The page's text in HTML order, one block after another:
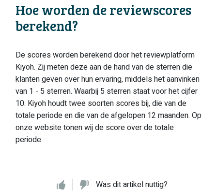
Hoe worden de reviewscores
berekend?
De scores worden berekend door het reviewplatform
Kiyoh. Zij meten deze aan de hand van de sterren die
klanten geven over hun ervaring, middels het aanvinken
van 1 - 5 sterren. Waarbij 5 sterren staat voor het cijfer
10. Kiyoh houdt twee soorten scores bij, die van de
totale periode en die van de afgelopen 12 maanden. Op
onze website tonen wij de score over de totale
periode.
Was dit artikel nuttig?